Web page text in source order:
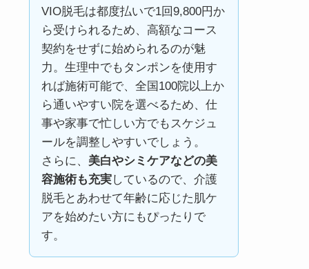
VIO脱毛は都度払いで1回9,800円か
ら受けられるため、高額なコース
契約をせずに始められるのが魅
力。生理中でもタンポンを使用す
れば施術可能で、全国100院以上か
ら通いやすい院を選べるため、仕
事や家事で忙しい方でもスケジュ
ールを調整しやすいでしょう。
さらに、 美白やシミケアなどの美
容施術も充実しているので、介護
脱毛とあわせて年齢に応じた肌ケ
アを始めたい方にもぴったりで
す。